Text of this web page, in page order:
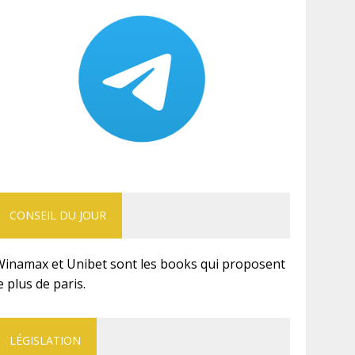
CONSEIL DU JOUR
et Unibet sont les books qui proposent
plus de paris.
LÉGISLATION